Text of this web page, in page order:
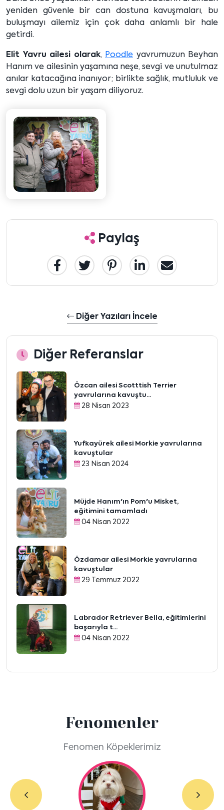
yeniden güvenle bir can dostuna kavuşmaları, bu
buluşmayı ailemiz için çok daha anlamlı bir hale
getirdi.
Elit Yavru ailesi olarak, Poodle yavrumuzun Beyhan
Hanım ve ailesinin yaşamına neşe, sevgi ve unutulmaz
anılar katacağına inanıyor; birlikte sağlık, mutluluk ve
sevgi dolu uzun bir yaşam diliyoruz.
Paylaş
Diğer Yazıları İncele
Diğer Referanslar
Özcan ailesi Scotttish Terrier
yavrularına kavuştu...
28 Nisan 2023
Yufkayürek ailesi Morkie yavrularına
kavuştular
23 Nisan 2024
Müjde Hanım'ın Pom'u Misket,
eğitimini tamamladı
04 Nisan 2022
Özdamar ailesi Morkie yavrularına
kavuştular
29 Temmuz 2022
Labrador Retriever Bella, eğitimlerini
başarıyla t...
04 Nisan 2022
Fenomenler
Fenomen Köpeklerimiz